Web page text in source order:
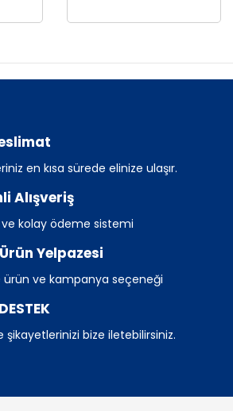
en kısa sürede elinize ulaşır.
Alışveriş
kolay ödeme sistemi
Yelpazesi
ürün ve kampanya seçeneği
şikayetlerinizi bize iletebilirsiniz.